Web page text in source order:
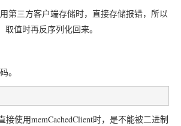
第三方客户端存储时，直接存储报错，所以
取值时再反序列化回来。
。
接使用memCachedClient时，是不能被二进制